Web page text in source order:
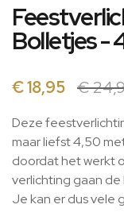
naar
het
begin
de
gallerij
Bolletjes -
€ 18,95 €
Deze
maar liefst 4,50
doordat het werkt
verlichting gaan
Je kan er dus vele